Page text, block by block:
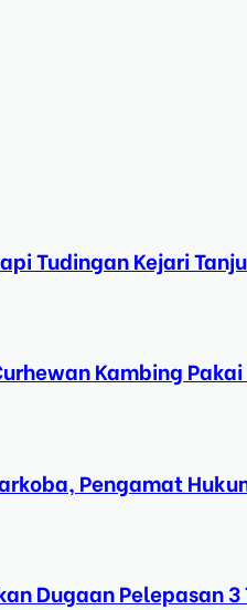
Tudingan Kejari
Kambing
Pengamat
Dugaan Pelepasan